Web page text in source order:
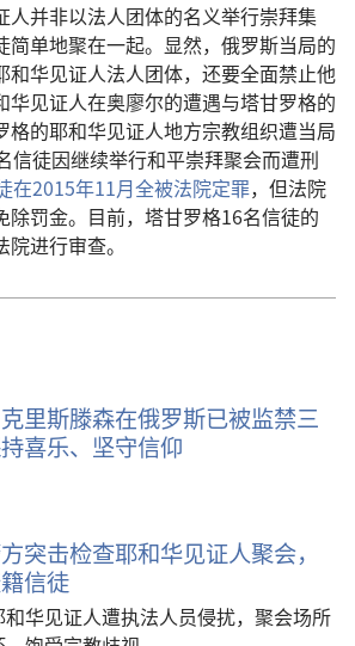
人并非以法人团体的名义举行崇拜集
简单地聚在一起。显然，俄罗斯当局的
和华见证人法人团体，还要全面禁止他
华见证人在奥廖尔的遭遇与塔甘罗格的
格的耶和华见证人地方宗教组织遭当局
信徒因继续举行和平崇拜聚会而遭刑
在2015年11月全被法院定罪，但法院
除罚金。目前，塔甘罗格16名信徒的
进行审查。
里斯滕森在俄罗斯已被监禁三
喜乐、坚守信仰
突击检查耶和华见证人聚会，
信徒
华见证人遭执法人员侵扰，聚会场所